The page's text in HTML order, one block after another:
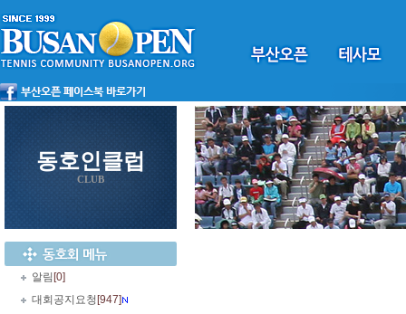
동호인클럽
CLUB
알림 [0]
대회공지요청 [947]